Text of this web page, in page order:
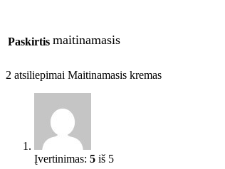
Paskirtis maitinamasis
2 atsiliepimai Maitinamasis kremas
Įvertinimas: 5 iš 5